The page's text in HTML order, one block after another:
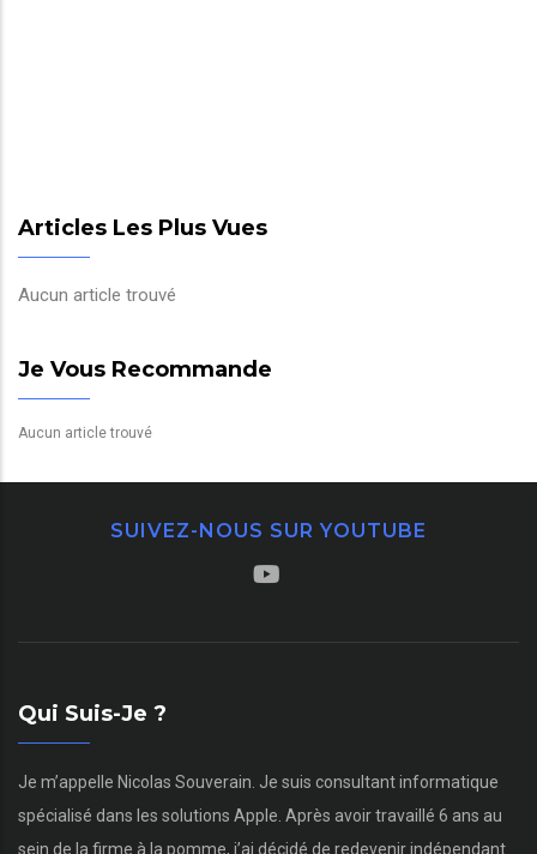
Articles Les Plus Vues
Aucun article trouvé
Je Vous Recommande
Aucun article trouvé
SUIVEZ-NOUS SUR YOUTUBE
Qui Suis-Je ?
Je m’appelle Nicolas Souverain. Je suis consultant informatique
spécialisé dans les solutions Apple. Après avoir travaillé 6 ans au
sein de la firme à la pomme, j’ai décidé de redevenir indépendant